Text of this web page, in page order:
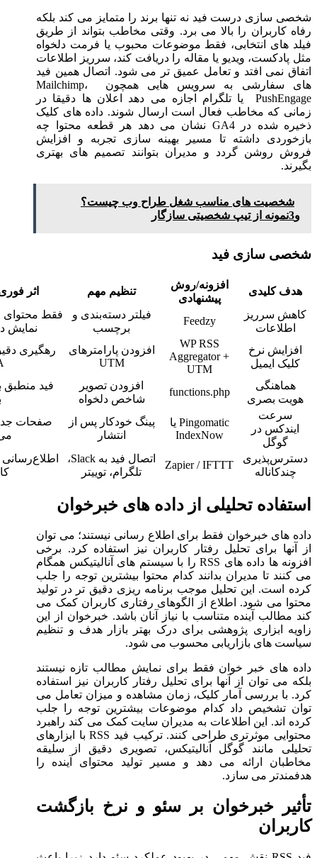
شخصی ‌سازی درست فید نه ‌تنها برند را متمایز می ‌کند بلکه
رفاه کاربران را بالا می ‌برد. وقتی مخاطب بتواند از طریق
فیلد های انتخابی، فقط موضوعات محبوب یا فرمت دلخواه
مثل پادکست، ویدیو یا مقاله را دریافت کند، سرریز اطلاعات
اتفاق نمی‌ افتد و تعامل عمیق ‌تر می ‌شود. اتصال همین فید
های سفارشی به سرویس‌ هایی همچون Mailchimp،
PushEngage یا تلگرام اجازه می‌ دهد اعلان‌ ها دقیقا در
زمانی که مخاطب فعال است ارسال شوند. داده ‌های کلیک
ذخیره‌ شده در GA4 نشان می ‌دهد هر قطعه محتوا چه
بازخوردی داشته تا مسیر بهینه ‌سازی تجربه و افزایش
فروش روشن گردد و مدیران بتوانند تصمیم ‌های بهتری
بگیرند.
شخصیت های مناسب شغل طراح وب چیست؟
و3نمونه از تیپ شخصیتی سازگار
شخصی سازی فید
هدف کلیدی
افزونه/روش
پیشنهادی
تنظیم مهم
اثر
کاهش سرریز
اطلاعات
Feedzy
فیلتر دسته‌بندی و
برچسب
فقط محتوای
نمایش
افزایش نرخ
کلیک ایمیل
WP RSS
Aggregator +
UTM
افزودن پارامتر‌های
UTM
رهگیری
هماهنگی
هویت بصری
functions.php
افزودن تصویر
شاخص دلخواه
فید منطبق
سرعت
ایندکس در
گوگل
Pingomatic یا
IndexNow
پینگ خودکار پس از
انتشار
صفحات
دسترس‌پذیری
چندکاناله
Zapier / IFTTT
اتصال فید به Slack،
تلگرام، توییتر
استفاده تحلیلی از داده های خبرخوان
داده های خبرخوان فقط برای اطلاع رسانی نیستند؛ می توان
از آنها برای تحلیل رفتار کاربران نیز استفاده کرد. برخی
افزونه ها داده های RSS را با سیستم های آنالیتیکس همگام
می کنند تا مدیران بدانند کدام محتوا بیشترین توجه را جلب
کرده است. این تحلیل موجب برنامه ریزی دقیق تر در تولید
محتوا می شود. اطلاع از الگوهای رفتاری کاربران کمک می
کند مطالب آینده متناسب با نیاز آنان باشد. خبرخوان از این
زاویه ابزاری پژوهشی برای درک بهتر بازار هدف و تنظیم
سیاست های بازاریابی محسوب می شود.
داده های خبر خوان فقط برای نمایش مطالب تازه نیستند
بلکه می توان از آنها برای تحلیل رفتار کاربران نیز استفاده
کرد. با بررسی آمار کلیک، زمان مشاهده و میزان تعامل می
توان تشخیص داد کدام موضوعات بیشترین توجه را جلب
کرده اند. این اطلاعات به مدیران سایت کمک می کند راهبرد
محتوایی موثرتری طراحی کنند. ترکیب فید RSS با ابزارهای
تحلیلی مانند گوگل آنالیتیکس، تصویری دقیق از سلیقه
مخاطبان ارائه می دهد و مسیر تولید محتوای آینده را
هدفمندتر می سازد.
تأثیر خبرخوان بر سئو و نرخ بازگشت
کاربران